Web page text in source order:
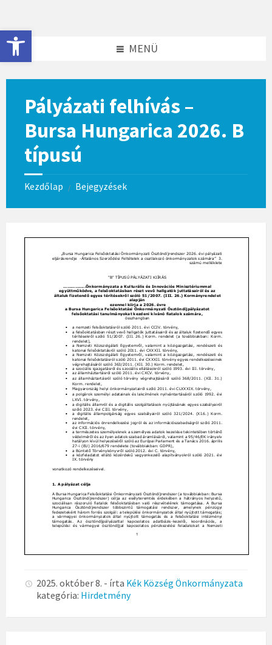
Eszköztár megnyitása
content
footer
MENÜ
Pályázati felhívás –
Bursa Hungarica 2026. B
típusú
Kezdőlap / Bejegyzések
2025. október 8. - írta Kék Község Önkormányzata
kategória: Hirdetmény